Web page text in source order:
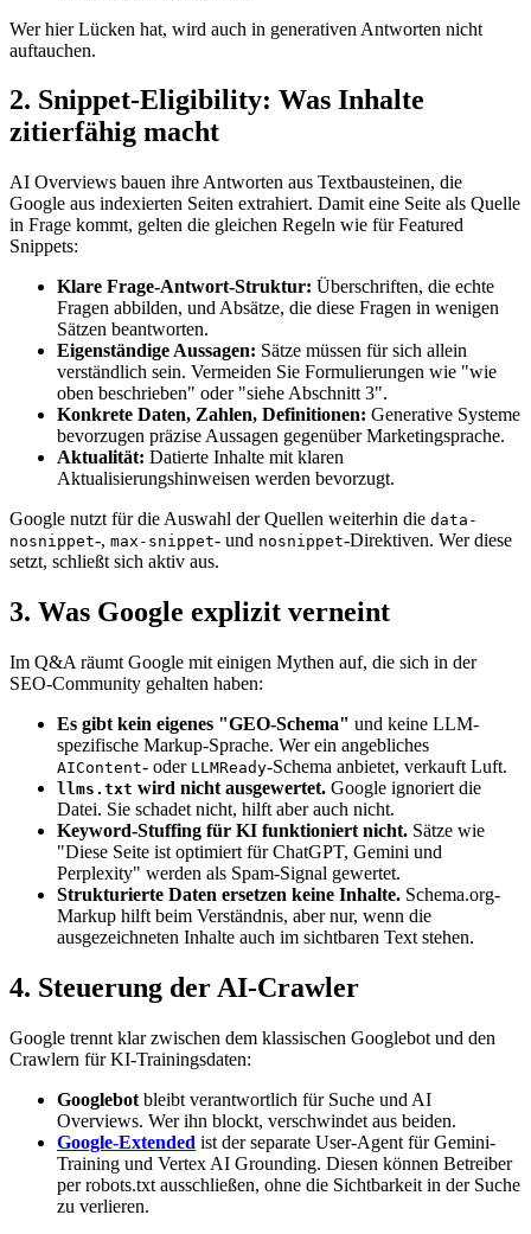
Wer hier Lücken hat, wird auch in generativen Antworten nicht
auftauchen.
2. Snippet-Eligibility: Was Inhalte
zitierfähig macht
AI Overviews bauen ihre Antworten aus Textbausteinen, die
Google aus indexierten Seiten extrahiert. Damit eine Seite als Quelle
in Frage kommt, gelten die gleichen Regeln wie für Featured
Snippets:
Klare Frage-Antwort-Struktur: Überschriften, die echte
Fragen abbilden, und Absätze, die diese Fragen in wenigen
Sätzen beantworten.
Eigenständige Aussagen: Sätze müssen für sich allein
verständlich sein. Vermeiden Sie Formulierungen wie "wie
oben beschrieben" oder "siehe Abschnitt 3".
Konkrete Daten, Zahlen, Definitionen: Generative Systeme
bevorzugen präzise Aussagen gegenüber Marketingsprache.
Aktualität: Datierte Inhalte mit klaren
Aktualisierungshinweisen werden bevorzugt.
Google nutzt für die Auswahl der Quellen weiterhin die data-
nosnippet-, max-snippet- und nosnippet-Direktiven. Wer diese
setzt, schließt sich aktiv aus.
3. Was Google explizit verneint
Im Q&A räumt Google mit einigen Mythen auf, die sich in der
SEO-Community gehalten haben:
Es gibt kein eigenes "GEO-Schema" und keine LLM-
spezifische Markup-Sprache. Wer ein angebliches
AIContent- oder LLMReady-Schema anbietet, verkauft Luft.
llms.txt wird nicht ausgewertet. Google ignoriert die
Datei. Sie schadet nicht, hilft aber auch nicht.
Keyword-Stuffing für KI funktioniert nicht. Sätze wie
"Diese Seite ist optimiert für ChatGPT, Gemini und
Perplexity" werden als Spam-Signal gewertet.
Strukturierte Daten ersetzen keine Inhalte. Schema.org-
Markup hilft beim Verständnis, aber nur, wenn die
ausgezeichneten Inhalte auch im sichtbaren Text stehen.
4. Steuerung der AI-Crawler
Google trennt klar zwischen dem klassischen Googlebot und den
Crawlern für KI-Trainingsdaten:
Googlebot bleibt verantwortlich für Suche und AI
Overviews. Wer ihn blockt, verschwindet aus beiden.
Google-Extended ist der separate User-Agent für Gemini-
Training und Vertex AI Grounding. Diesen können Betreiber
per robots.txt ausschließen, ohne die Sichtbarkeit in der Suche
zu verlieren.